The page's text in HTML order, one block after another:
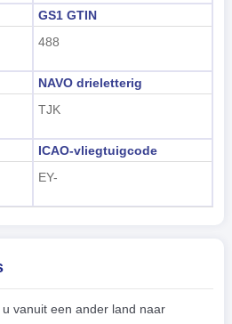
GS1 GTIN
488
NAVO drieletterig
TJK
ICAO-vliegtuigcode
EY-
vanuit een ander land naar